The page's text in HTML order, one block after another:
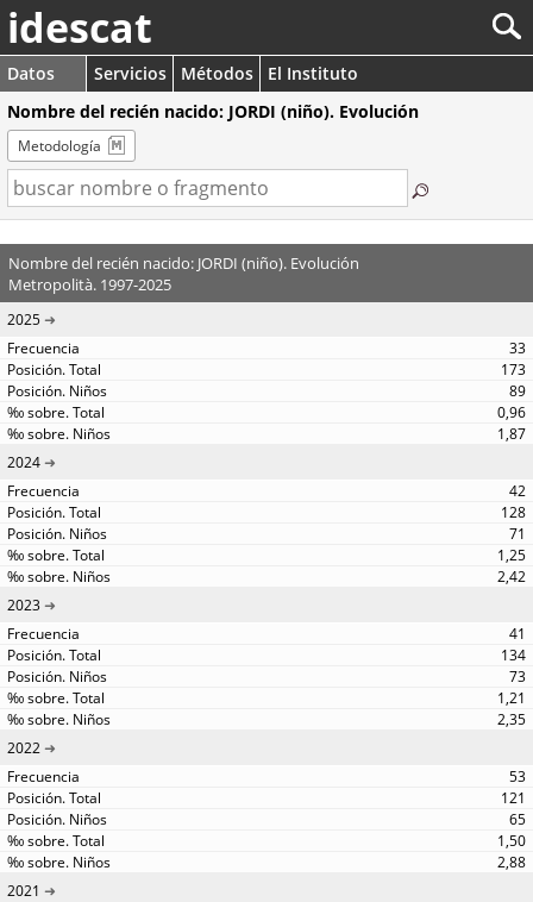
idescat
Datos Servicios Métodos
El Instituto
Nombre del recién nacido: JORDI (niño). Evolución
Metodología
Nombre del recién nacido: JORDI (niño). Evolución
Metropolità. 1997-2025
2025
33
173
89
0,96
1,87
2024
42
128
71
1,25
2,42
2023
41
134
73
1,21
2,35
2022
53
121
65
1,50
2,88
2021